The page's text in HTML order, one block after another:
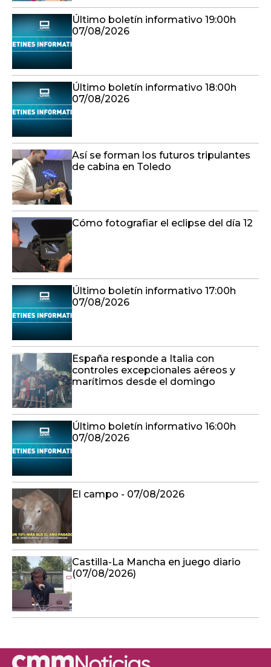
Último boletín informativo 19:00h
07/08/2026
Último boletín informativo 18:00h
07/08/2026
Así se forman los futuros tripulantes
de cabina en Toledo
Cómo fotografiar el eclipse del día 12
Último boletín informativo 17:00h
07/08/2026
España responde a Italia con
controles excepcionales aéreos y
marítimos desde el domingo
Último boletín informativo 16:00h
07/08/2026
El campo - 07/08/2026
Castilla-La Mancha en juego diario
(07/08/2026)